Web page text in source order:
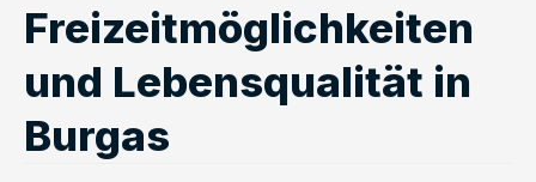
Freizeitmöglichkeiten
und Lebensqualität in
Burgas